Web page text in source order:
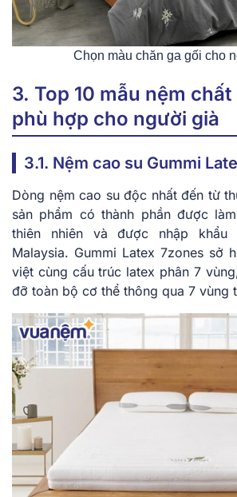
Chọn màu chăn ga gối cho
3. Top 10 mẫu nệm
phù hợp cho người già
3.1. Nệm cao su Gummi
Dòng nệm cao su độc nhất đến từ
sản phẩm có thành phần được
thiên nhiên và được nhập khẩu
Malaysia. Gummi Latex 7zones sở
việt cùng cấu trúc latex phân 7
đỡ toàn bộ cơ thể thông qua 7 vùng